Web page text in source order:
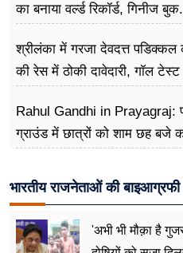
का बनाया वर्ल्ड रिकॉर्ड, गिनीज
श्रीलंका में गरजा देवदत्त
की रेस में ठोकी दावेदारी, गॉल
Rahul Gandhi in Prayagraj:
ग्राउंड में छात्रों को शाम छह बजे
भारतीय राजनेताओं की
'अभी भी मौक़ा है